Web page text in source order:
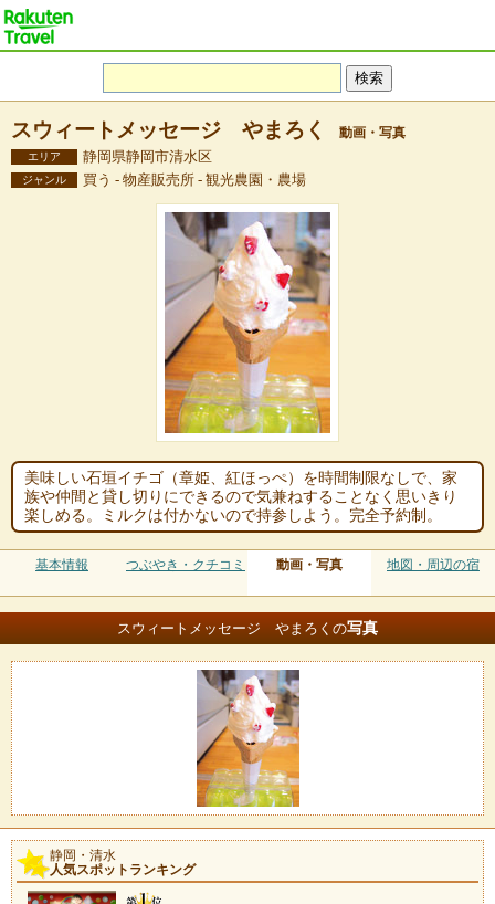
スウィートメッセージ やまろく 動画・写真
エリア 静岡県静岡市清水区
ジャンル 買う - 物産販売所 - 観光農園・農場
美味しい石垣イチゴ（章姫、紅ほっぺ）を時間制限なしで、家
族や仲間と貸し切りにできるので気兼ねすることなく思いきり
楽しめる。ミルクは付かないので持参しよう。完全予約制。
基本情報 つぶやき・クチコミ 動画・写真 地図・周辺の宿
スウィートメッセージ やまろくの写真
静岡・清水
人気スポットランキング